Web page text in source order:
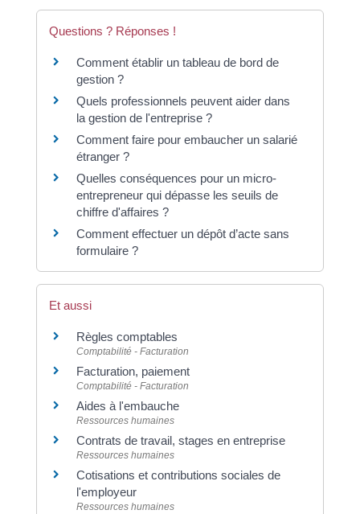
Questions ? Réponses !
Comment établir un tableau de bord de
gestion ?
Quels professionnels peuvent aider dans
la gestion de l'entreprise ?
Comment faire pour embaucher un salarié
étranger ?
Quelles conséquences pour un micro-
entrepreneur qui dépasse les seuils de
chiffre d'affaires ?
Comment effectuer un dépôt d’acte sans
formulaire ?
Et aussi
Règles comptables
Comptabilité - Facturation
Facturation, paiement
Comptabilité - Facturation
Aides à l'embauche
Ressources humaines
Contrats de travail, stages en entreprise
Ressources humaines
Cotisations et contributions sociales de
l'employeur
Ressources humaines